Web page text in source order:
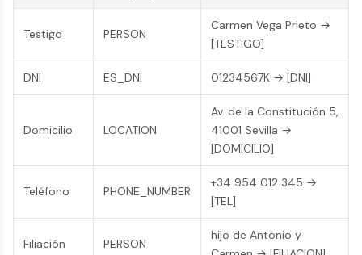
Testigo PERSON
Carmen Vega Prieto →
[TESTIGO]
DNI ES_DNI 01234567K → [DNI]
Domicilio LOCATION
Av. de la Constitución 5,
41001 Sevilla →
[DOMICILIO]
Teléfono PHONE_NUMBER
+34 954 012 345 →
[TEL]
Filiación PERSON
hijo de Antonio y